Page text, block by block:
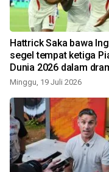
Hattrick Saka bawa
segel tempat ketiga
Dunia 2026 dalam
gol!
Minggu, 19 Juli 2026